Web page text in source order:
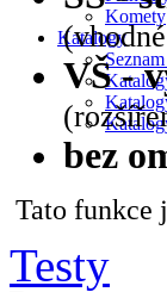
Komety
Katalogy
VŠ -
bez
Tato funkce
Testy